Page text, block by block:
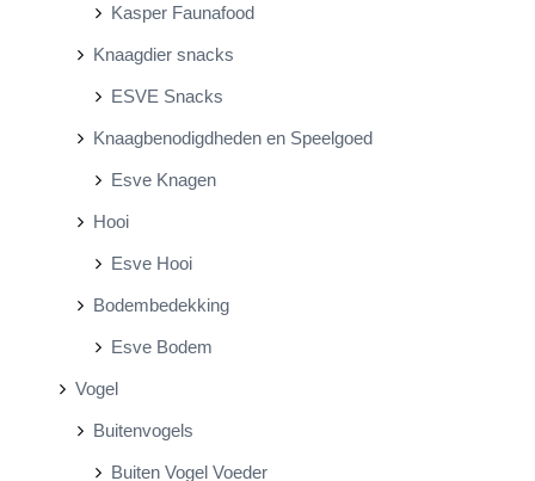
Kasper Faunafood
Knaagdier snacks
ESVE Snacks
Knaagbenodigdheden en Speelgoed
Esve Knagen
Hooi
Esve Hooi
Bodembedekking
Esve Bodem
Vogel
Buitenvogels
Buiten Vogel Voeder